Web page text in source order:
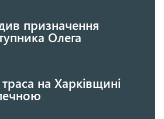
призначення
Олега
на Харківщині